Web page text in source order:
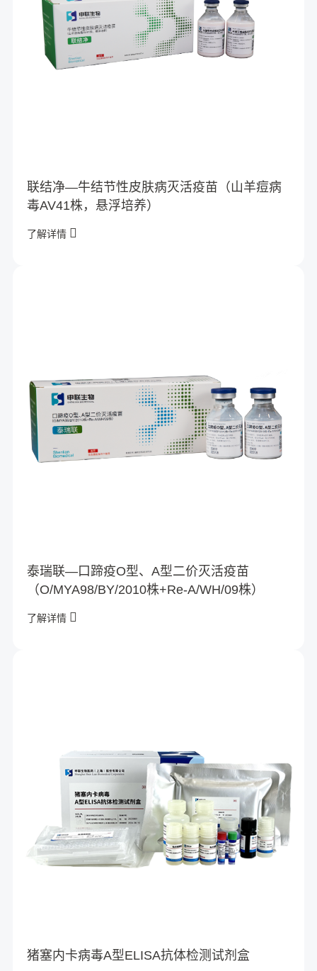
联结净—牛结节性皮肤病灭活疫苗（山羊痘病
毒AV41株，悬浮培养）
了解详情
泰瑞联—口蹄疫O型、A型二价灭活疫苗
（O/MYA98/BY/2010株+Re-A/WH/09株）
了解详情
猪塞内卡病毒A型ELISA抗体检测试剂盒